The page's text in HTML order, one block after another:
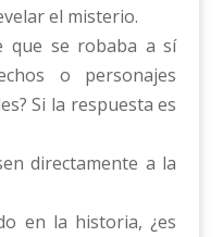
el misterio.
que se robaba a sí
o personajes
Si la respuesta es
directamente a la
en la historia, ¿es